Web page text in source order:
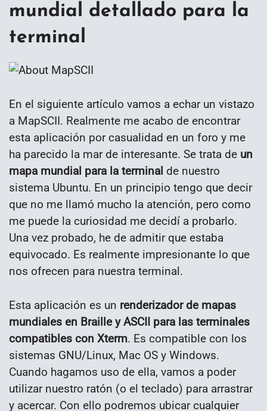
mundial detallado para la
terminal
En el siguiente artículo vamos a echar un vistazo
a MapSCII. Realmente me acabo de encontrar
esta aplicación por casualidad en un foro y me
ha parecido la mar de interesante. Se trata de un
mapa mundial para la terminal de nuestro
sistema Ubuntu. En un principio tengo que decir
que no me llamó mucho la atención, pero como
me puede la curiosidad me decidí a probarlo.
Una vez probado, he de admitir que estaba
equivocado. Es realmente impresionante lo que
nos ofrecen para nuestra terminal.
Esta aplicación es un renderizador de mapas
mundiales en Braille y ASCII para las terminales
compatibles con Xterm. Es compatible con los
sistemas GNU/Linux, Mac OS y Windows.
Cuando hagamos uso de ella, vamos a poder
utilizar nuestro ratón (o el teclado) para arrastrar
y acercar. Con ello podremos ubicar cualquier